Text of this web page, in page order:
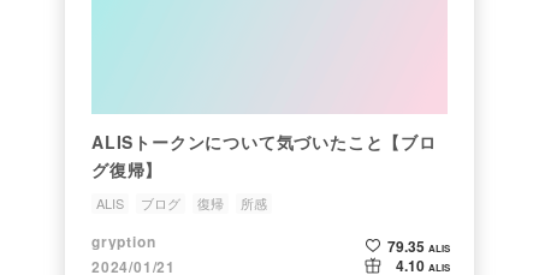
ALISトークンについて気づいたこと【ブロ
グ復帰】
ALIS ブログ 復帰 所感
gryption
2024/01/21
79.35 ALIS
4.10 ALIS